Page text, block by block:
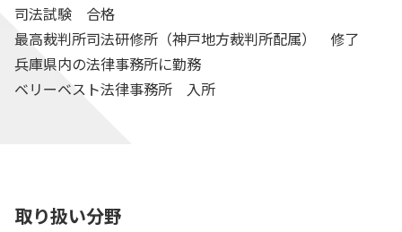
司法試験 合格
最高裁判所司法研修所（神戸地方裁判所配属） 修了
兵庫県内の法律事務所に勤務
ベリーベスト法律事務所 入所
取り扱い分野